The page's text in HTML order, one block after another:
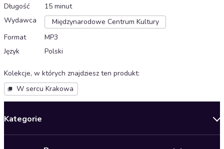
Długość
15 minut
Wydawca
Międzynarodowe Centrum Kultury
Format
MP3
Język
Polski
Kolekcje, w których znajdziesz ten produkt:
W sercu Krakowa
Kategorie